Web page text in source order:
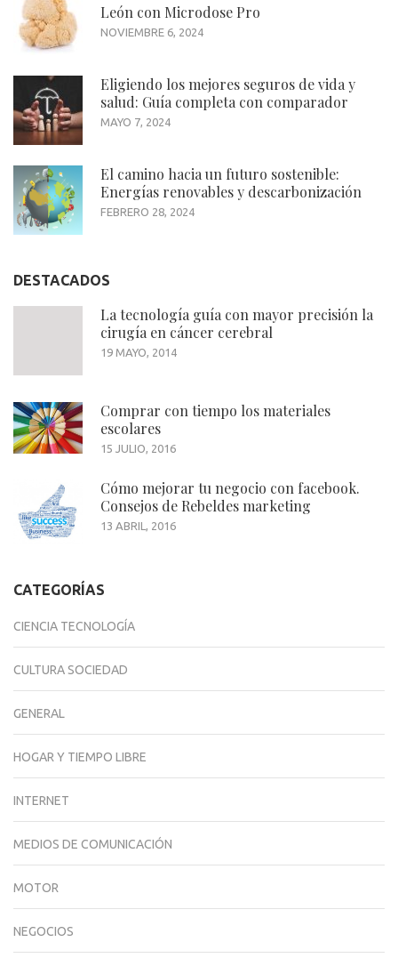
León con Microdose Pro
NOVIEMBRE 6, 2024
Eligiendo los mejores seguros de vida y
salud: Guía completa con comparador
MAYO 7, 2024
El camino hacia un futuro sostenible:
Energías renovables y descarbonización
FEBRERO 28, 2024
DESTACADOS
La tecnología guía con mayor precisión la
cirugía en cáncer cerebral
19 MAYO, 2014
Comprar con tiempo los materiales
escolares
15 JULIO, 2016
Cómo mejorar tu negocio con facebook.
Consejos de Rebeldes marketing
13 ABRIL, 2016
CATEGORÍAS
CIENCIA TECNOLOGÍA
CULTURA SOCIEDAD
GENERAL
HOGAR Y TIEMPO LIBRE
INTERNET
MEDIOS DE COMUNICACIÓN
MOTOR
NEGOCIOS